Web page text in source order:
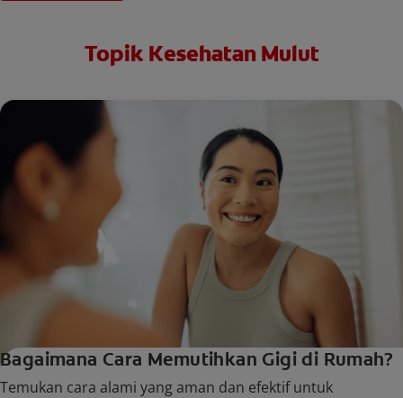
Topik Kesehatan Mulut
Bagaimana Cara Memutihkan Gigi di Rumah?
Temukan cara alami yang aman dan efektif untuk